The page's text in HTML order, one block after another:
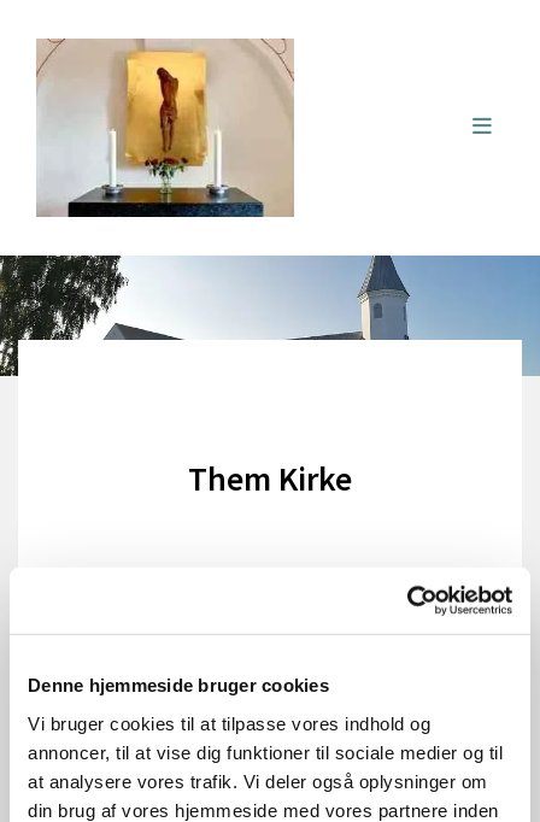
Denne hjemmeside bruger cookies
Vi bruger cookies til at tilpasse vores indhold og
annoncer, til at vise dig funktioner til sociale medier og til
at analysere vores trafik. Vi deler også oplysninger om
din brug af vores hjemmeside med vores partnere inden
Them Kirke